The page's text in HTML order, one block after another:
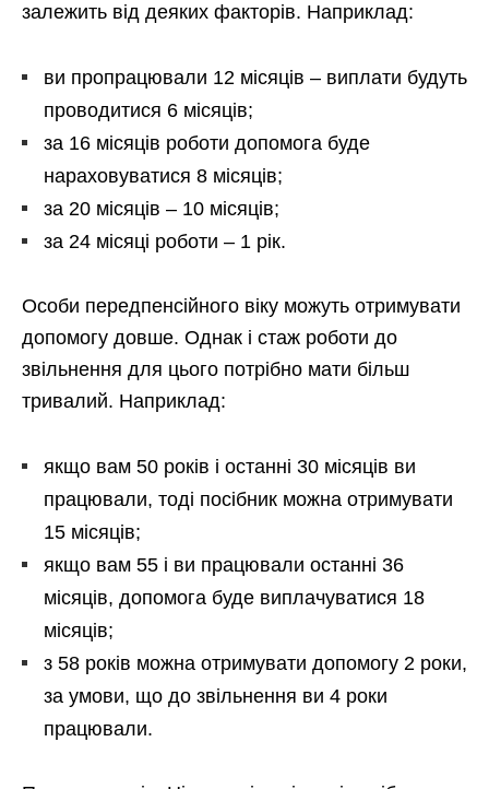
залежить від деяких факторів. Наприклад:
ви пропрацювали 12 місяців – виплати будуть
проводитися 6 місяців;
за 16 місяців роботи допомога буде
нараховуватися 8 місяців;
за 20 місяців – 10 місяців;
за 24 місяці роботи – 1 рік.
Особи передпенсійного віку можуть отримувати
допомогу довше. Однак і стаж роботи до
звільнення для цього потрібно мати більш
тривалий. Наприклад:
якщо вам 50 років і останні 30 місяців ви
працювали, тоді посібник можна отримувати
15 місяців;
якщо вам 55 і ви працювали останні 36
місяців, допомога буде виплачуватися 18
місяців;
з 58 років можна отримувати допомогу 2 роки,
за умови, що до звільнення ви 4 роки
працювали.